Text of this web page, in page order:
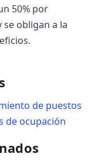
50% por
obligan a la
de puestos
de ocupación